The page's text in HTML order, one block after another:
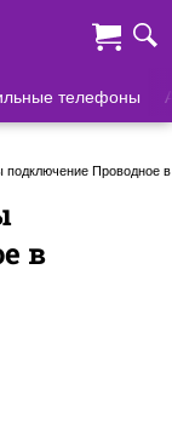
телефоны
подключение Проводное в
в